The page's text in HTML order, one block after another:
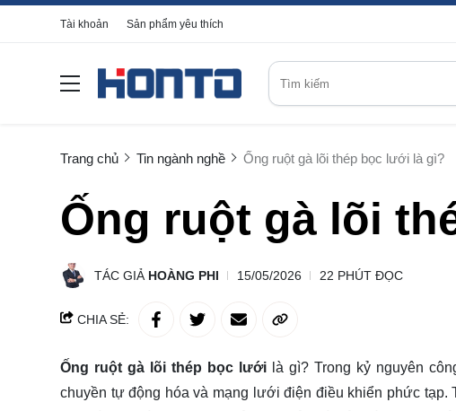
Tài khoản Sản phẩm yêu thích
Trang chủ Tin ngành nghề Ống ruột gà lõi thép bọc lưới là gì?
Ống ruột gà lõi
TÁC GIẢ HOÀNG PHI 15/05/2026 22 PHÚT ĐỌC
CHIA SẺ:
Ống ruột gà lõi thép bọc lướilà gì? Trong kỷ nguyên
chuyền tự động hóa và mạng lưới điện điều khiển phức tạp.